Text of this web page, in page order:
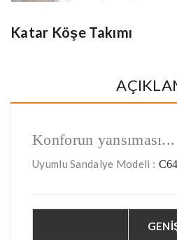
Katar Köşe Takımı
Konforun yansıması...
Uyumlu Sandalye Modeli :